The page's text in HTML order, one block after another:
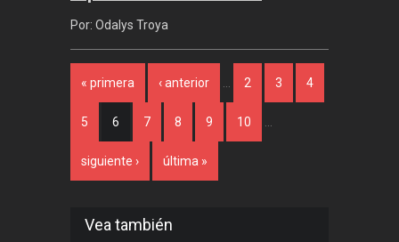
Por: Odalys Troya
Páginas
« primera ‹ anterior … 2 3 4
5 6 7 8 9 10 …
siguiente › última »
Vea también